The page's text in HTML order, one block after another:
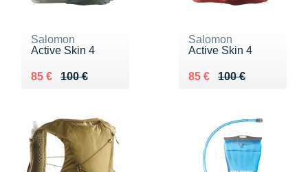
Salomon
Active Skin 4
100 €
Au lieu de 100 €
85 €
Vendu 85 €
Salomon
Active Skin 4
100 €
Au lieu de 100 €
85 €
Vendu 85 €